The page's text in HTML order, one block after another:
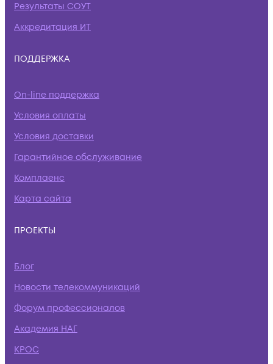
Результаты СОУТ
Аккредитация ИТ
ПОДДЕРЖКА
On-line поддержка
Условия оплаты
Условия доставки
Гарантийное обслуживание
Комплаенс
Карта сайта
ПРОЕКТЫ
Блог
Новости телекоммуникаций
Форум профессионалов
Академия НАГ
КРОС